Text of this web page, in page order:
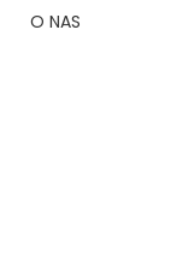
O NAS